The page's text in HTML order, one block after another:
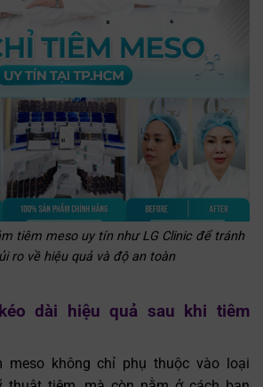
tiêm meso uy tín như LG Clinic để tránh
ro về hiệu quả và độ an toàn
dài hiệu quả sau khi tiêm
meso không chỉ phụ thuộc vào loại